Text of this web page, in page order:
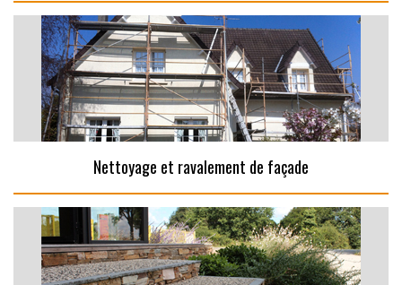
Nettoyage et ravalement de façade